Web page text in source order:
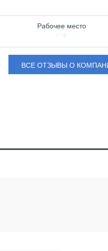
Рабочее место
ВСЕ ОТЗЫВЫ О